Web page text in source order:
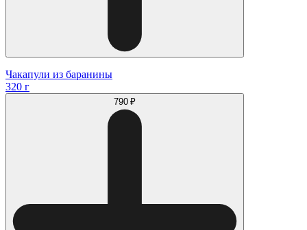
Чакапули из баранины
320 г
790 ₽